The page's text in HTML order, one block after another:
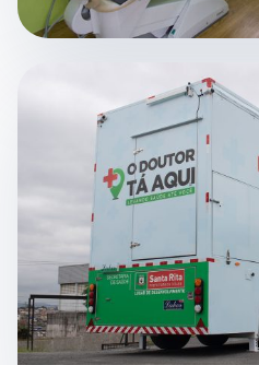
VÍDEO DO CASE
VEJA A
EM OPERAÇÃO
Um projeto de saúde
levar atendimento,
população precisa.